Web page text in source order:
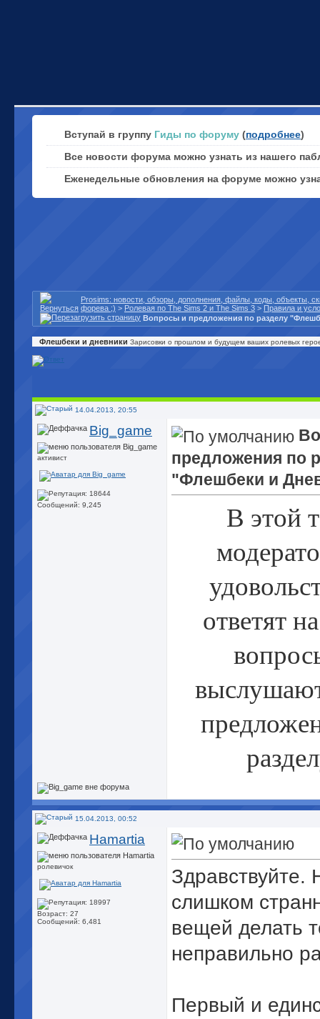
Вступай в группу Гиды по форуму (подробнее)
Все новости форума можно узнать из нашего
Еженедельные обновления на форуме можно
Prosims: новости, обзоры, дополнения, файлы, коды, объекты,
форева ;) > Ролевая по The Sims 2 и The Sims 3 > Правила и
Вопросы и предложения по разделу
Флешбеки и дневники Зарисовки о прошлом и будущем ваших ролевых
14.04.2013, 20:55
Big_game
активист
Сообщений: 9,245
предложения по
"Флешбеки и
В этой
ответят
15.04.2013, 00:52
Hamartia
ролевичок
Возраст: 27
Сообщений: 6,481
слишком
вещей делать
неправильно
Первый и